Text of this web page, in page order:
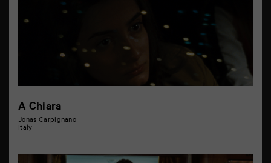
A Chiara
Jonas Carpignano
Italy